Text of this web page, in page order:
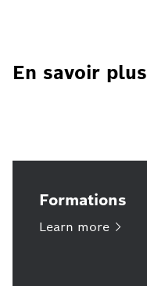
En savoir plus
Formations
Learn more